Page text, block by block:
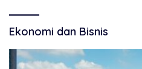
Ekonomi dan Bisnis